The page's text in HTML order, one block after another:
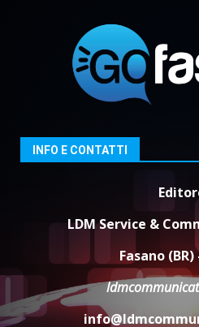
serie B”
5 Agosto 2026
4
A Savelletri
pericolo
INFO E CONTATTI
LDM Service &
Fasano (BR)